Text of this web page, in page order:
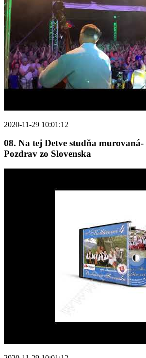
2020-11-29 10:01:12
08. Na tej Detve studňa
Pozdrav zo Slovenska